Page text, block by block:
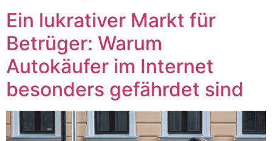
Ein lukrativer Markt für
Betrüger: Warum
Autokäufer im Internet
besonders gefährdet sind